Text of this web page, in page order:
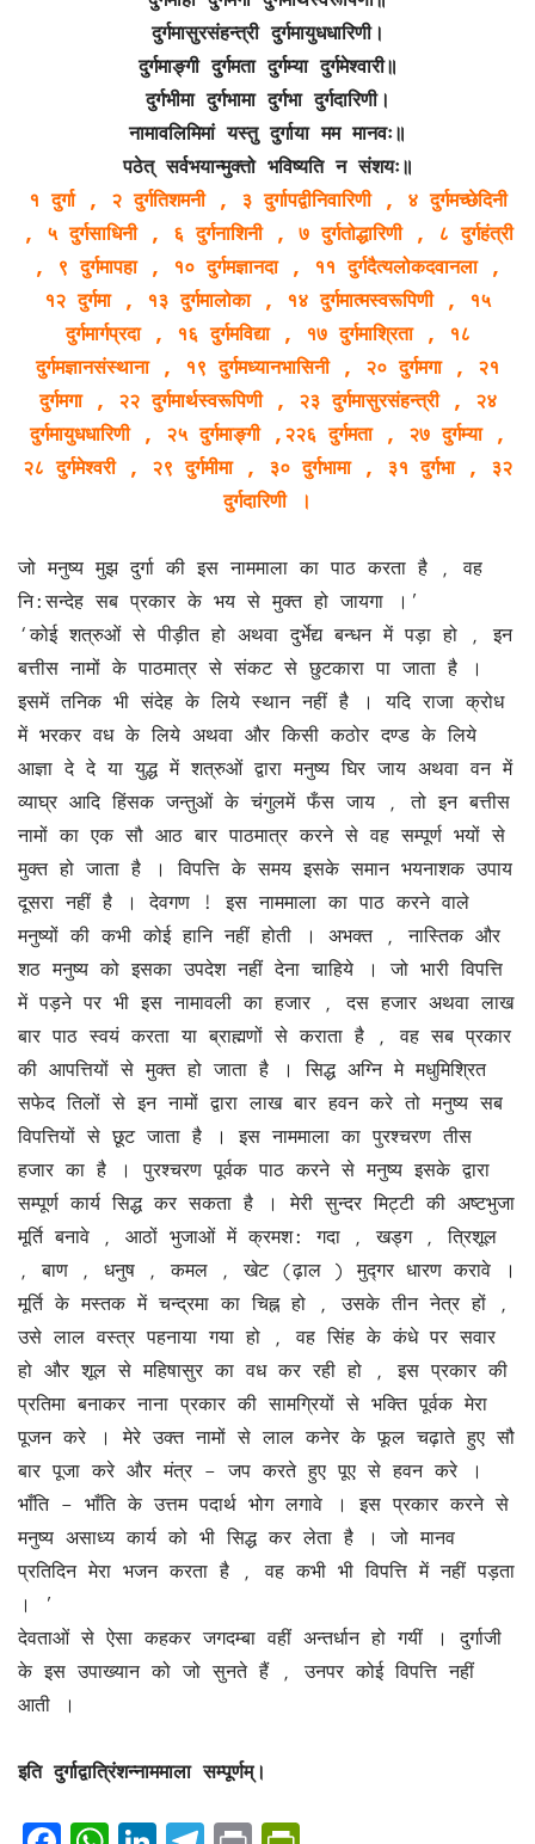
दुर्गमासुरसंहन्त्री दुर्गमायुधधारिणी।
दुर्गमाङ्गी दुर्गमता दुर्गम्या दुर्गमेश्वारी॥
दुर्गभीमा दुर्गभामा दुर्गभा दुर्गदारिणी।
नामावलिमिमां यस्तु दुर्गाया मम मानवः॥
पठेत् सर्वभयान्मुक्तो भविष्यति न संशयः॥
१ दुर्गा , २ दुर्गतिशमनी , ३ दुर्गापद्वीनिवारिणी , ४ दुर्गमच्छेदिनी
, ५ दुर्गसाधिनी , ६ दुर्गनाशिनी , ७ दुर्गतोद्धारिणी , ८ दुर्गहंत्री
, ९ दुर्गमापहा , १० दुर्गमज्ञानदा , ११ दुर्गदैत्यलोकदवानला ,
१२ दुर्गमा , १३ दुर्गमालोका , १४ दुर्गमात्मस्वरूपिणी , १५
दुर्गमार्गप्रदा , १६ दुर्गमविद्या , १७ दुर्गमाश्रिता , १८
दुर्गमज्ञानसंस्थाना , १९ दुर्गमध्यानभासिनी , २० दुर्गमगा , २१
दुर्गमगा , २२ दुर्गमार्थस्वरूपिणी , २३ दुर्गमासुरसंहन्त्री , २४
दुर्गमायुधधारिणी , २५ दुर्गमाङ्गी ,२२६ दुर्गमता , २७ दुर्गम्या ,
२८ दुर्गमेश्वरी , २९ दुर्गमीमा , ३० दुर्गभामा , ३१ दुर्गभा , ३२
दुर्गदारिणी ।
जो मनुष्य मुझ दुर्गा की इस नाममाला का पाठ करता है , वह
नि:सन्देह सब प्रकार के भय से मुक्त हो जायगा ।’
‘कोई शत्रुओं से पीड़ीत हो अथवा दुर्भेद्य बन्धन में पड़ा हो , इन
बत्तीस नामों के पाठमात्र से संकट से छुटकारा पा जाता है ।
इसमें तनिक भी संदेह के लिये स्थान नहीं है । यदि राजा क्रोध
में भरकर वध के लिये अथवा और किसी कठोर दण्ड के लिये
आज्ञा दे दे या युद्ध में शत्रुओं द्वारा मनुष्य घिर जाय अथवा वन में
व्याघ्र आदि हिंसक जन्तुओं के चंगुलमें फँस जाय , तो इन बत्तीस
नामों का एक सौ आठ बार पाठमात्र करने से वह सम्पूर्ण भयों से
मुक्त हो जाता है । विपत्ति के समय इसके समान भयनाशक उपाय
दूसरा नहीं है । देवगण ! इस नाममाला का पाठ करने वाले
मनुष्यों की कभी कोई हानि नहीं होती । अभक्त , नास्तिक और
शठ मनुष्य को इसका उपदेश नहीं देना चाहिये । जो भारी विपत्ति
में पड़ने पर भी इस नामावली का हजार , दस हजार अथवा लाख
बार पाठ स्वयं करता या ब्राह्मणों से कराता है , वह सब प्रकार
की आपत्तियों से मुक्त हो जाता है । सिद्ध अग्नि मे मधुमिश्रित
सफेद तिलों से इन नामों द्वारा लाख बार हवन करे तो मनुष्य सब
विपत्तियों से छूट जाता है । इस नाममाला का पुरश्चरण तीस
हजार का है । पुरश्चरण पूर्वक पाठ करने से मनुष्य इसके द्वारा
सम्पूर्ण कार्य सिद्ध कर सकता है । मेरी सुन्दर मिट्टी की अष्टभुजा
मूर्ति बनावे , आठों भुजाओं में क्रमश: गदा , खड्ग , त्रिशूल
, बाण , धनुष , कमल , खेट (ढ़ाल ) मुद्गर धारण करावे ।
मूर्ति के मस्तक में चन्द्रमा का चिह्न हो , उसके तीन नेत्र हों ,
उसे लाल वस्त्र पहनाया गया हो , वह सिंह के कंधे पर सवार
हो और शूल से महिषासुर का वध कर रही हो , इस प्रकार की
प्रतिमा बनाकर नाना प्रकार की सामग्रियों से भक्ति पूर्वक मेरा
पूजन करे । मेरे उक्त नामों से लाल कनेर के फूल चढ़ाते हुए सौ
बार पूजा करे और मंत्र – जप करते हुए पूए से हवन करे ।
भाँति – भाँति के उत्तम पदार्थ भोग लगावे । इस प्रकार करने से
मनुष्य असाध्य कार्य को भी सिद्ध कर लेता है । जो मानव
प्रतिदिन मेरा भजन करता है , वह कभी भी विपत्ति में नहीं पड़ता
। ’
देवताओं से ऐसा कहकर जगदम्बा वहीं अन्तर्धान हो गयीं । दुर्गाजी
के इस उपाख्यान को जो सुनते हैं , उनपर कोई विपत्ति नहीं
आती ।
इति दुर्गाद्वात्रिंशन्नाममाला सम्पूर्णम्।